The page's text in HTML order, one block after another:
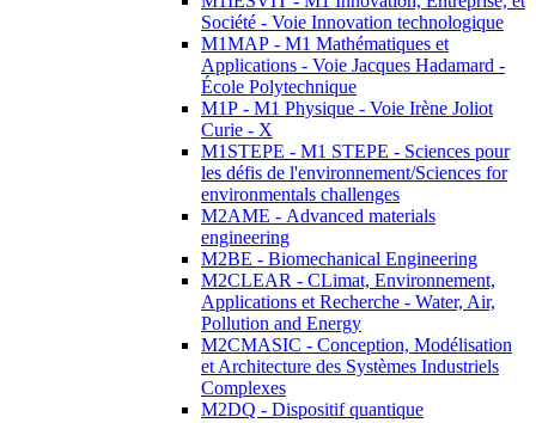
Société - Voie Innovation technologique
M1MAP - M1 Mathématiques et
Applications - Voie Jacques Hadamard -
École Polytechnique
M1P - M1 Physique - Voie Irène Joliot
Curie - X
M1STEPE - M1 STEPE - Sciences pour
les défis de l'environnement/Sciences for
environmentals challenges
M2AME - Advanced materials
engineering
M2BE - Biomechanical Engineering
M2CLEAR - CLimat, Environnement,
Applications et Recherche - Water, Air,
Pollution and Energy
M2CMASIC - Conception, Modélisation
et Architecture des Systèmes Industriels
Complexes
M2DQ - Dispositif quantique